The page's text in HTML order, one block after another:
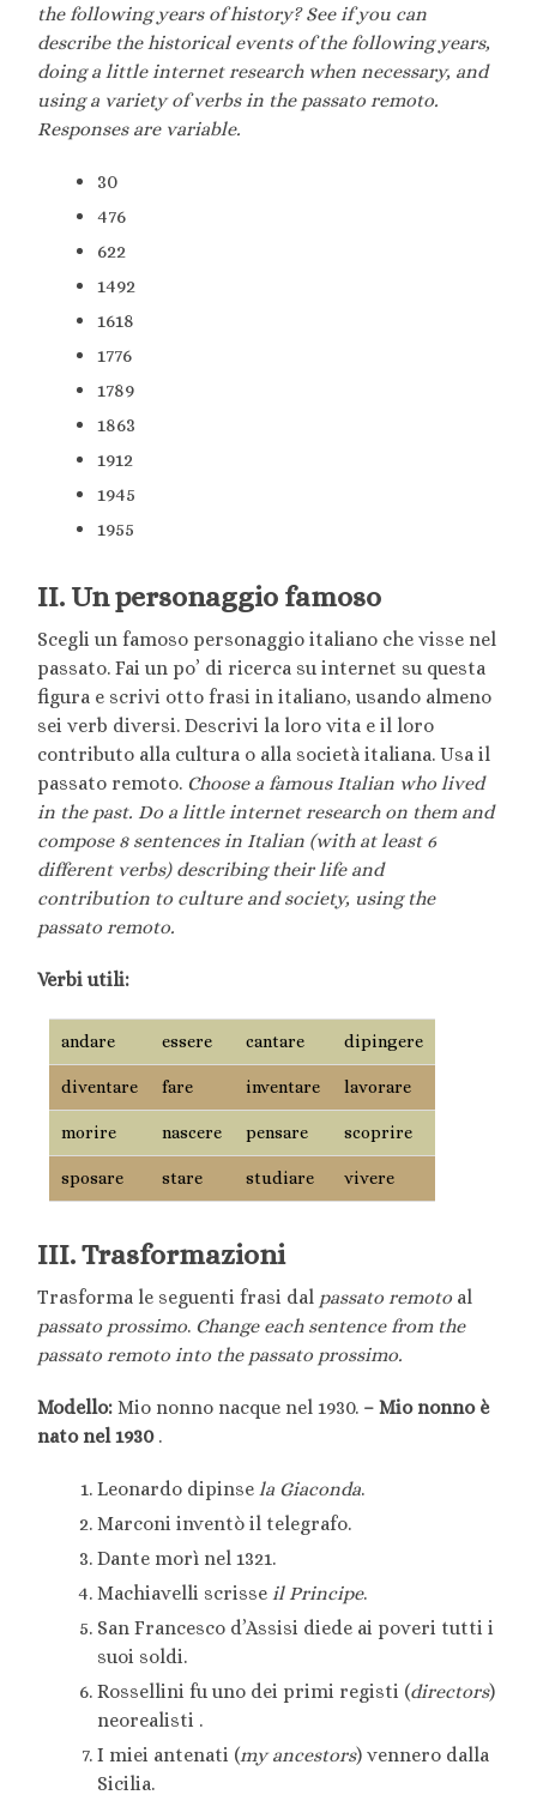
the following years of history? See if you can
describe the historical events of the following years,
doing a little internet research when necessary, and
using a variety of verbs in the passato remoto.
Responses are variable.
30
476
622
1492
1618
1776
1789
1863
1912
1945
1955
II. Un personaggio famoso
Scegli un famoso personaggio italiano che visse nel
passato. Fai un po’ di ricerca su internet su questa
figura e scrivi otto frasi in italiano, usando almeno
sei verb diversi. Descrivi la loro vita e il loro
contributo alla cultura o alla società italiana. Usa il
passato remoto. Choose a famous Italian who lived
in the past. Do a little internet research on them and
compose 8 sentences in Italian (with at least 6
different verbs) describing their life and
contribution to culture and society, using the
passato remoto.
Verbi utili:
andare essere cantare dipingere
diventare fare inventare lavorare
morire nascere pensare scoprire
sposare stare studiare vivere
III. Trasformazioni
Trasforma le seguenti frasi dal passato remoto al
passato prossimo. Change each sentence from the
passato remoto into the passato prossimo.
Modello: Mio nonno nacque nel 1930. – Mio nonno è
nato nel 1930 .
Leonardo dipinse la Giaconda.
Marconi inventò il telegrafo.
Dante morì nel 1321.
Machiavelli scrisse il Principe.
San Francesco d’Assisi diede ai poveri tutti i
suoi soldi.
Rossellini fu uno dei primi registi (directors)
neorealisti .
I miei antenati (my ancestors) vennero dalla
Sicilia.